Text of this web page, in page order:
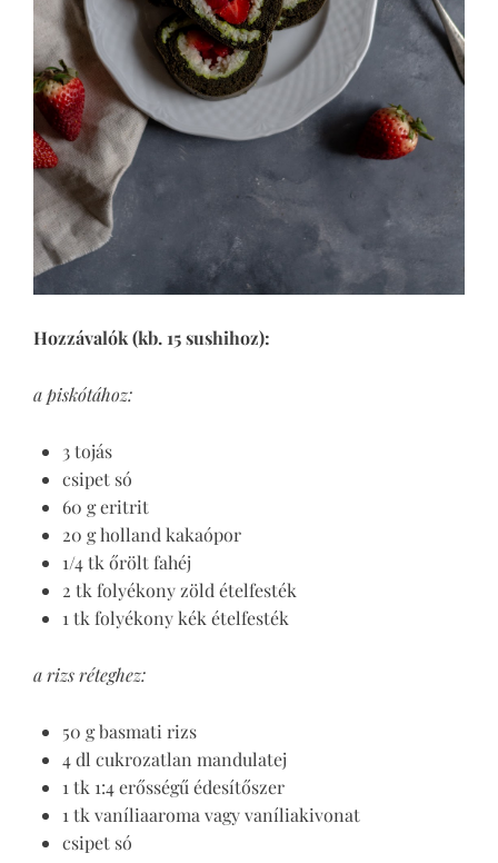
Hozzávalók (kb. 15 sushihoz):
a piskótához:
3 tojás
csipet só
60 g eritrit
20 g holland kakaópor
1/4 tk őrölt fahéj
2 tk folyékony zöld ételfesték
1 tk folyékony kék ételfesték
a rizs réteghez:
50 g basmati rizs
4 dl cukrozatlan mandulatej
1 tk 1:4 erősségű édesítőszer
1 tk vaníliaaroma vagy vaníliakivonat
csipet só